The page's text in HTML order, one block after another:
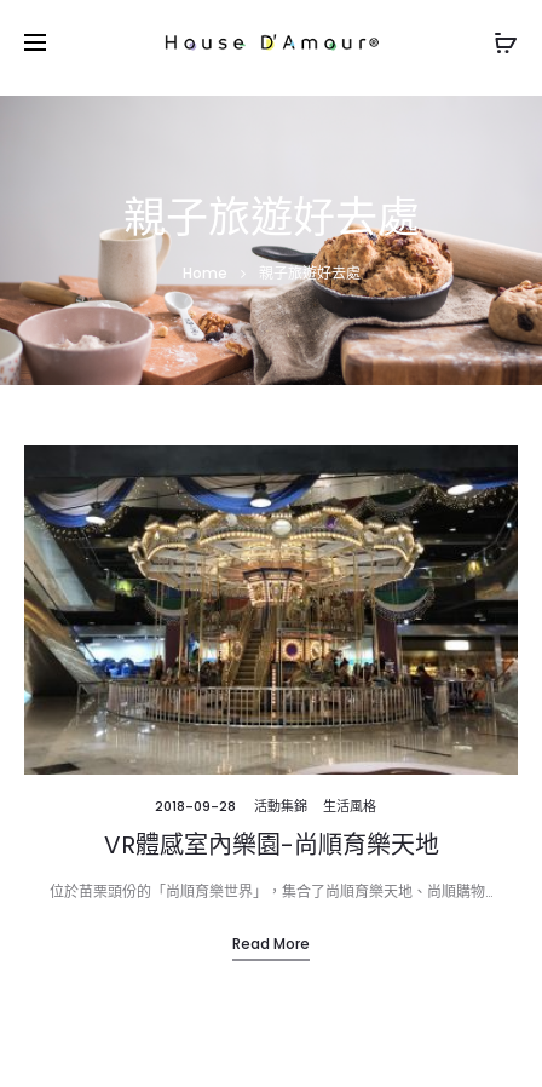
親子旅遊好去處
Home 親子旅遊好去處
2018-09-28 活動集錦 生活風格
VR體感室內樂園-尚順育樂天地
位於苗栗頭份的「尚順育樂世界」，集合了尚順育樂天地、尚順購物…
Read More